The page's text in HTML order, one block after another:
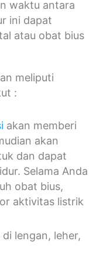
waktu antara
ini dapat
atau obat bius
meliputi
:
akan memberi
akan
dan dapat
Selama Anda
obat bius,
aktivitas listrik
lengan, leher,